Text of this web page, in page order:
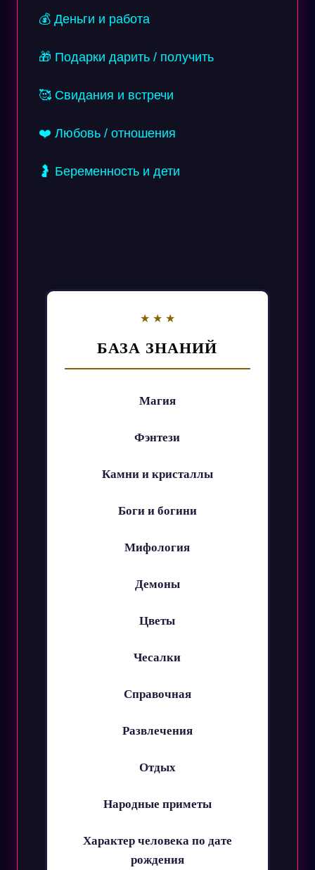
💰 Деньги и работа
🎁 Подарки дарить / получить
🥰 Свидания и встречи
❤️ Любовь / отношения
🤰 Беременность и дети
БАЗА ЗНАНИЙ
Магия
Фэнтези
Камни и кристаллы
Боги и богини
Мифология
Демоны
Цветы
Чесалки
Справочная
Развлечения
Отдых
Народные приметы
Характер человека по дате
рождения